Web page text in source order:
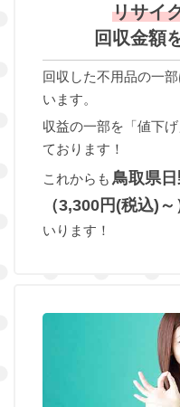
リサイ
回収金額
回収した不用品の一
います。
収益の一部を「値下
ております！
これからも 鳥取県
（3,300円(税込)
いります！